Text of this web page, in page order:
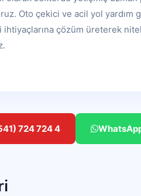
Oto çekici ve acil yol yardım
ihtiyaçlarına çözüm üreterek
724 724 4